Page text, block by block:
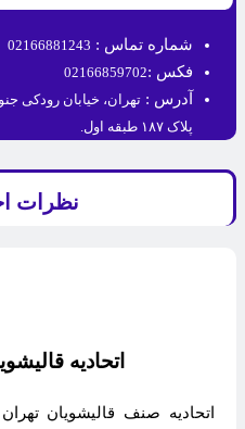
شماره تماس : 02166881243
فکس :02166859702
آدرس : تهران، خیابان رودکی
پلاک ۱۸۷ طبقه اول.
نظرات
اتحادیه